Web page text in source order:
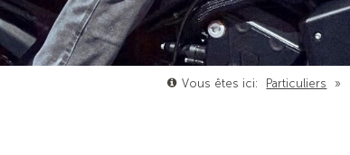
Vous êtes ici: Particuliers »